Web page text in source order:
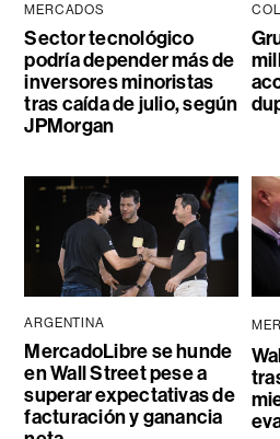
MERCADOS
Sector tecnológico
podría depender más de
inversores minoristas
tras caída de julio, según
JPMorgan
ARGENTINA
MercadoLibre se hunde
en Wall Street pese a
superar expectativas de
facturación y ganancia